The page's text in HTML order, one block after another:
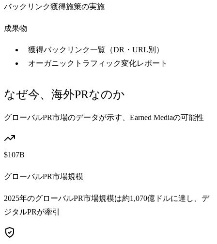
バックリンク獲得施策の実施
成果物
獲得バックリンク一覧（DR・URL別）
オーガニックトラフィック変化レポート
なぜ今、海外PRなのか
グローバルPR市場のデータが示す、Earned Mediaの可能性
$107B
グローバルPR市場規模
2025年のグローバルPR市場規模は約1,070億ドルに達し、デ
ジタルPRが牽引